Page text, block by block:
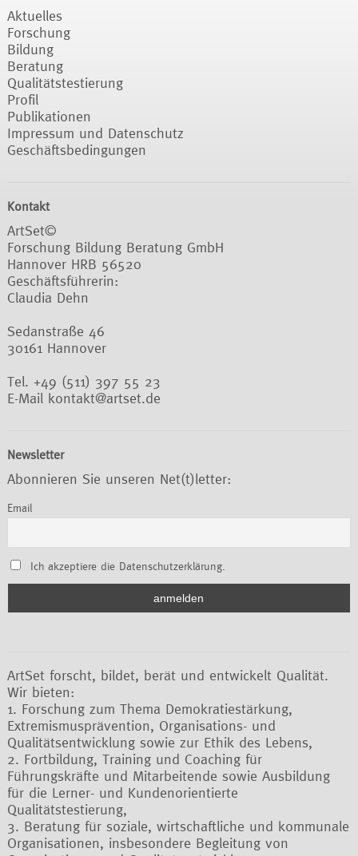
Aktuelles
Forschung
Bildung
Beratung
Qualitätstestierung
Profil
Publikationen
Impressum und Datenschutz
Geschäftsbedingungen
Kontakt
ArtSet©
Forschung Bildung Beratung GmbH
Hannover HRB 56520
Geschäftsführerin:
Claudia Dehn
Sedanstraße 46
30161 Hannover
Tel. +49 (511) 397 55 23
E-Mail kontakt@artset.de
Newsletter
Abonnieren Sie unseren Net(t)letter:
Email
Ich akzeptiere die Datenschutzerklärung.
ArtSet forscht, bildet, berät und entwickelt Qualität.
Wir bieten:
1. Forschung zum Thema Demokratiestärkung,
Extremismusprävention, Organisations- und
Qualitätsentwicklung sowie zur Ethik des Lebens,
2. Fortbildung, Training und Coaching für
Führungskräfte und Mitarbeitende sowie Ausbildung
für die Lerner- und Kundenorientierte
Qualitätstestierung,
3. Beratung für soziale, wirtschaftliche und kommunale
Organisationen, insbesondere Begleitung von